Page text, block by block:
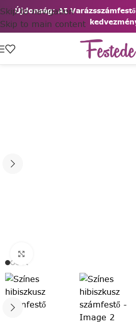
Újdonság: AI
Skip to navigation
Skip to main content